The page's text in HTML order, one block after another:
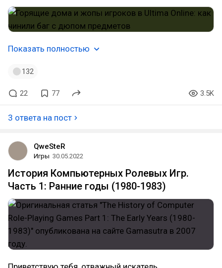
Показать полностью
132
22 77 3.5K
3 ответа на пост
QweSteR
Игры 30.05.2022
История Компьютерных Ролевых Игр.
Часть 1: Ранние годы (1980-1983)